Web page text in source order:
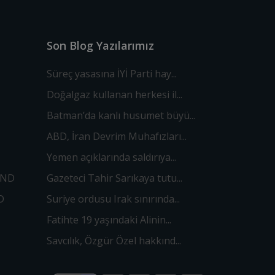
Son Blog Yazılarımız
Süreç yasasına İYİ Parti hay...
Doğalgaz kullanan herkesi il...
Batman’da kanlı husumet büyü...
ABD, İran Devrim Muhafızları...
Yemen açıklarında saldırıya...
Gazeteci Tahir Sarıkaya tutu...
Suriye ordusu Irak sınırında...
Fatihte 19 yaşındaki Alinin...
Savcılık, Özgür Özel hakkınd...